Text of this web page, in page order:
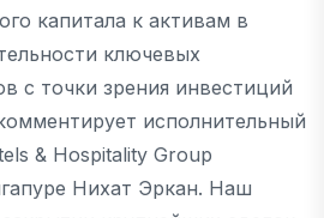
капитала к активам в
ключевых
с точки зрения инвестиций
исполнительный
& Hospitality Group
Нихат Эркан. Наш